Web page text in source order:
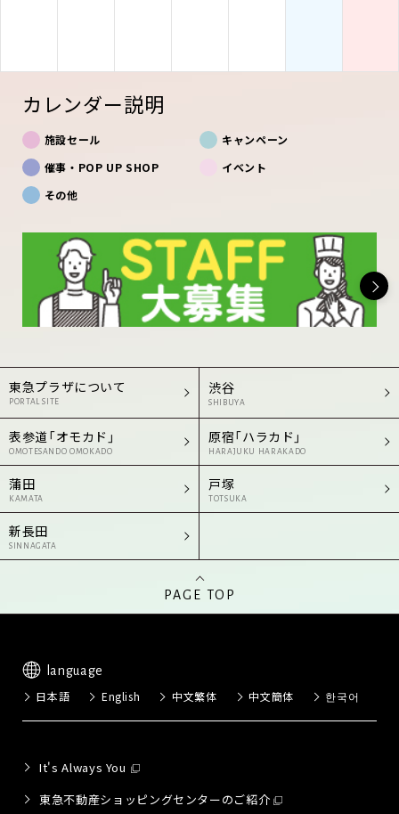
カレンダー説明
施設セール
キャンペーン
催事・POP UP SHOP
イベント
その他
東急プラザについて
PORTAL SITE
渋谷
SHIBUYA
表参道「オモカド」
OMOTESANDO OMOKADO
原宿「ハラカド」
HARAJUKU HARAKADO
蒲田
KAMATA
戸塚
TOTSUKA
新長田
SINNAGATA
PAGE TOP
language
日本語 English 中文繁体 中文簡体 한국어
It's Always You
東急不動産ショッピングセンターのご紹介